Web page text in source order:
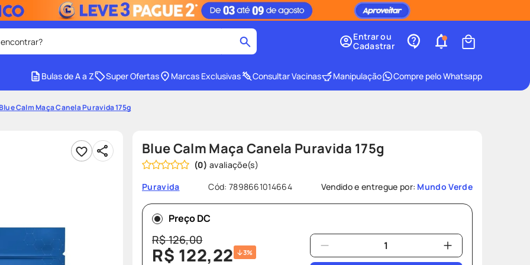
facial 4º shampoo
8º protetor solar
teste gravidez
Entrar ou
Cadastrar
Bulas de A a Z Super Ofertas Marcas Exclusivas Consultar Vacinas Manipulação Compre pelo Whatsapp
Calm Maça Canela Puravida 175g
Blue Calm Maça Canela Puravida 175g
(0)
Puravida
Cód: 7898661014664 Vendido e entregue por: Mundo Verde
Preço DC
R$126,00
R$ 122,22 3%